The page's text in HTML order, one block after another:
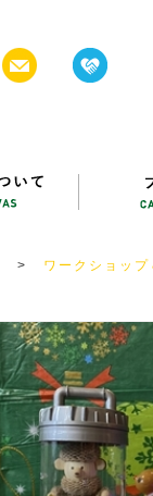
> ワークショップ